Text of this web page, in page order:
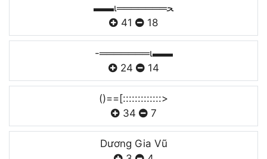
▬▬ι═══════ﺤ
41
18
-═══════ι▬▬
24
14
()==[:::::::::::::>
34
7
Dương Gia Vũ